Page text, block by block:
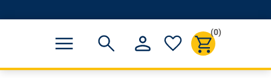
(0)